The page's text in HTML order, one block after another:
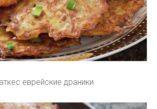
еврейские драники